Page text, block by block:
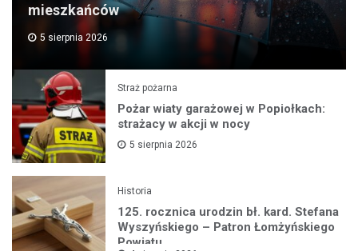
mieszkańców
5 sierpnia 2026
Straż pożarna
Pożar wiaty garażowej w Popiołkach:
strażacy w akcji w nocy
5 sierpnia 2026
Historia
125. rocznica urodzin bł. kard. Stefana
Wyszyńskiego – Patron Łomżyńskiego
Powiatu